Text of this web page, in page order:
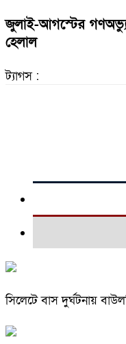
জুলাই-আগস্টের
হেলাল
ট্যাগস :
সিলেটে বাস দুর্ঘটনায়